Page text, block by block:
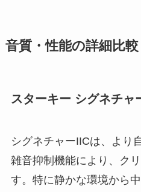
音質・性能の詳細比較
スターキー シグネチャ
シグネチャーIICは、より
雑音抑制機能により、ク
す。特に静かな環境から